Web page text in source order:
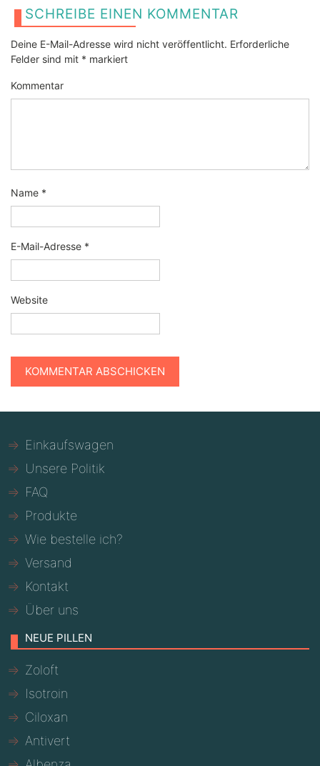
SCHREIBE EINEN KOMMENTAR
Deine E-Mail-Adresse wird nicht veröffentlicht. Erforderliche
Felder sind mit * markiert
Kommentar
Name *
E-Mail-Adresse *
Website
Einkaufswagen
Unsere Politik
FAQ
Produkte
Wie bestelle ich?
Versand
Kontakt
Über uns
NEUE PILLEN
Zoloft
Isotroin
Ciloxan
Antivert